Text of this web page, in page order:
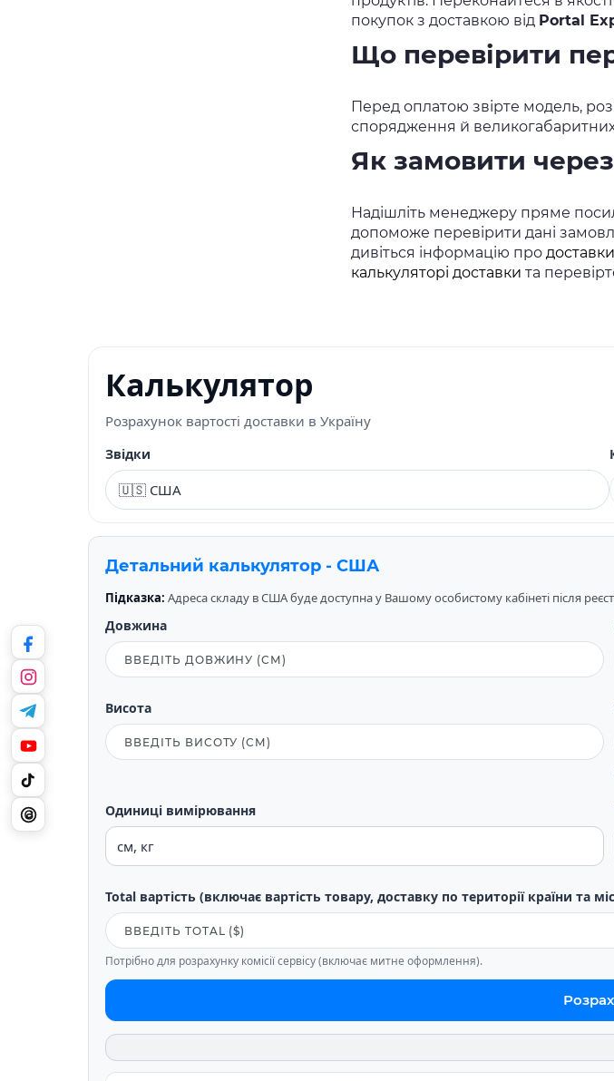
покупок з доставкою від Portal
Що перевірити
Перед оплатою звірте модель,
спорядження й великогабаритних
Як замовити
Надішліть менеджеру пряме
допоможе перевірити дані
дивіться інформацію про
калькуляторі доставки та
Калькулятор
Розрахунок вартості доставки в Україну
Звідки
Детальний калькулятор - США
Підказка: Адреса складу в США буде доступна у Вашому особистому кабінеті після
Довжина
Висота
Одиниці вимірювання
Total вартість (включає вартість товару, доставку по території країни та
Потрібно для розрахунку комісії сервісу (включає митне оформлення).